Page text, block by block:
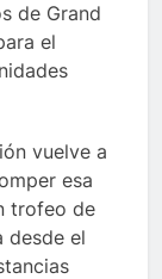
de Grand
el
vuelve a
esa
trofeo de
desde el